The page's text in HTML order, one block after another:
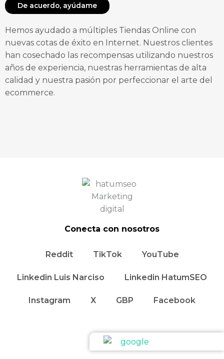
De acuerdo, ayúdame
Hemos ayudado a múltiples Tiendas Online con
nuevas cotas de éxito en Internet. Nuestros clientes
han cosechado las recompensas utilizando nuestros
años de experiencia, nuestras herramientas de alta
calidad y nuestra pasión por perfeccionar el arte del
ecommerce.
Conecta con nosotros
Reddit TikTok YouTube
Linkedin Luis Narciso Linkedin HatumSEO
Instagram X GBP Facebook